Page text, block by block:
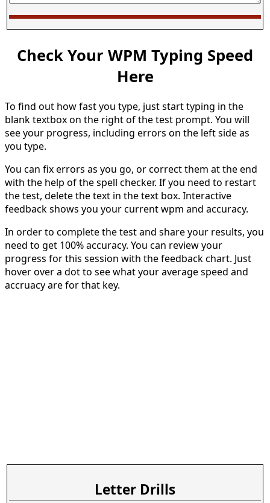
Check Your WPM Typing Speed
Here
To find out how fast you type, just start typing in the
blank textbox on the right of the test prompt. You will
see your progress, including errors on the left side as
you type.
You can fix errors as you go, or correct them at the end
with the help of the spell checker. If you need to restart
the test, delete the text in the text box. Interactive
feedback shows you your current wpm and accuracy.
In order to complete the test and share your results, you
need to get 100% accuracy. You can review your
progress for this session with the feedback chart. Just
hover over a dot to see what your average speed and
accruacy are for that key.
Letter Drills